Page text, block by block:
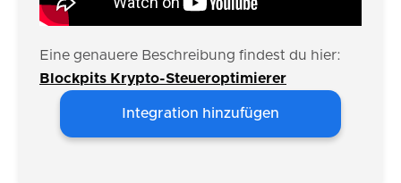
Eine genauere Beschreibung findest du hier:
Blockpits Krypto-Steueroptimierer
Integration hinzufügen